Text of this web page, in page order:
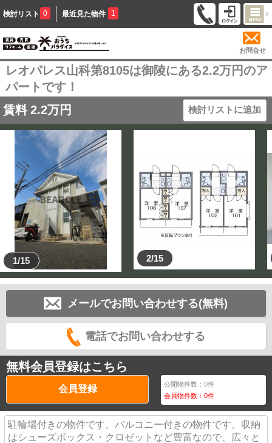
検討リスト 0 最近見た物件 1
お問合せ
レオパレス山科第8105は御陵にある2.2万円のア
パートです！
賃料 2.2万円 検討リストに追加
1/15 2/15
メールでお問い合わせする(無料)
電話でお問い合わせする
無料会員登録はこちら
会員登録 公開物件数：0件
会員物件数：0件
駐輪場付きの物件です。バルコニー付きの物件です。収納
はシューズボックス・クロゼットなど豊富なので、広々と